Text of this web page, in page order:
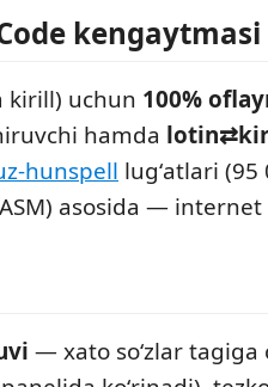
kengaytmasi
kirill) uchun 100%
hamda
hunspell lugʻatlari (95
asosida —
— xato soʻzlar tagiga